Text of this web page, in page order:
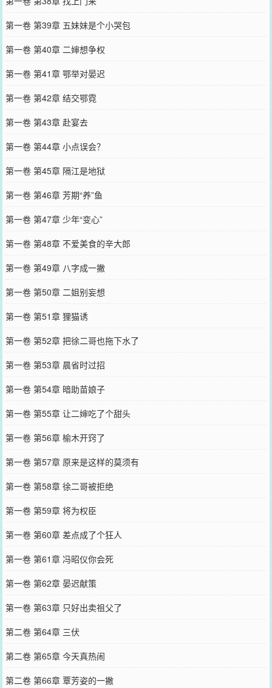
第一卷 第39章 五妹妹是个小哭包
第一卷 第40章 二婶想争权
第一卷 第41章 鄂举对晏迟
第一卷 第42章 结交鄂霓
第一卷 第43章 赴宴去
第一卷 第44章 小点误会？
第一卷 第45章 隔江是地狱
第一卷 第46章 芳期“养”鱼
第一卷 第47章 少年“变心”
第一卷 第48章 不爱美食的辛大郎
第一卷 第49章 八字成一撇
第一卷 第50章 二姐别妄想
第一卷 第51章 狸猫诱
第一卷 第52章 把徐二哥也拖下水了
第一卷 第53章 晨省时过招
第一卷 第54章 暗助苗娘子
第一卷 第55章 让二婶吃了个甜头
第一卷 第56章 榆木开窍了
第一卷 第57章 原来是这样的莫须有
第一卷 第58章 徐二哥被拒绝
第一卷 第59章 将为权臣
第一卷 第60章 差点成了个狂人
第一卷 第61章 冯昭仪你会死
第一卷 第62章 晏迟献策
第一卷 第63章 只好出卖祖父了
第二卷 第64章 三伏
第二卷 第65章 今天真热闹
第二卷 第66章 覃芳姿的一撇